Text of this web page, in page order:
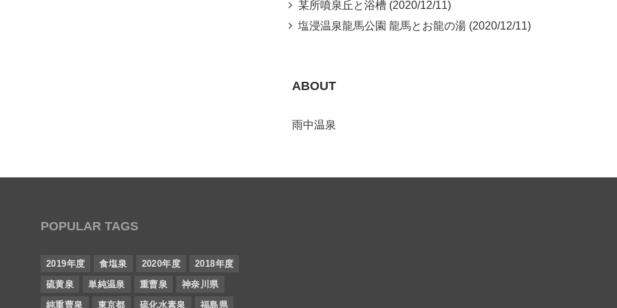
某所噴泉丘と浴槽 (2020/12/11)
塩浸温泉龍馬公園 龍馬とお龍の湯 (2020/12/11)
ABOUT
雨中温泉
POPULAR TAGS
2019年度 食塩泉 2020年度
2018年度
硫黄泉
単純温泉 重曹泉
神奈川県
純重曹泉
東京都 硫化水素泉 福島県